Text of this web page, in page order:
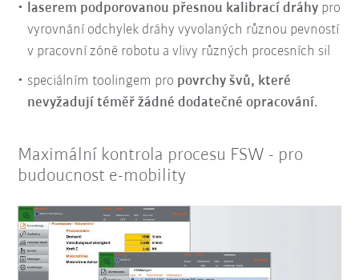
laserem podporovanou přesnou kalibrací dráhy pro
vyrovnání odchylek dráhy vyvolaných různou pevností
v pracovní zóně robotu a vlivy různých procesních sil
speciálním toolingem pro povrchy švů, které
nevyžadují téměř žádné dodatečné opracování.
Maximální kontrola procesu FSW - pro
budoucnost e-mobility